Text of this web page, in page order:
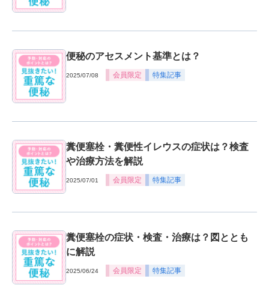
便秘のアセスメント基準とは？
2025/07/08 会員限定 特集記事
糞便塞栓・糞便性イレウスの症状は？検査
や治療方法を解説
2025/07/01 会員限定 特集記事
糞便塞栓の症状・検査・治療は？図ととも
に解説
2025/06/24 会員限定 特集記事